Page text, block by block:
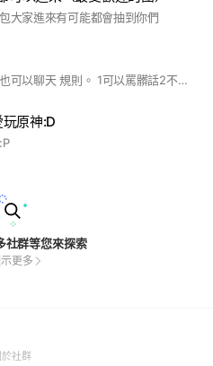
大家進來有可能都會抽到你們
進來和我單挑我很菜💀也可以聊天 規則。 1可以罵髒話2不要嗆別人3我不ㄧ定能玩4要玩和我講5我的名字是ZNx_Nooplay. 歡迎來到本群 —— 這裡不拼段位，只拼笑聲 😝 我們宗旨只有一句話： 輸可以，心態不能爆。 不罵人、不壓力、不內鬥。 想打就打，想聊就聊。📢 另外也拜託大家幫忙宣傳一下本群！ 有朋友也玩槍戰、想輕鬆娛樂的，都歡迎拉進來一起玩 🔥
原神:D
社群等您來探索
更多
於社群(Open